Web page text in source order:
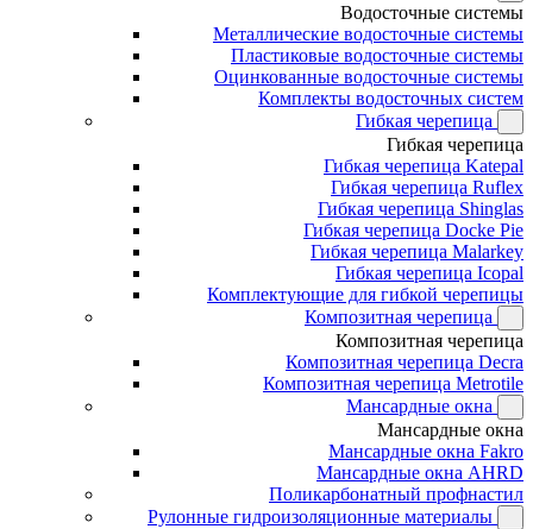
Водосточные системы
Металлические водосточные системы
Пластиковые водосточные системы
Оцинкованные водосточные системы
Комплекты водосточных систем
Гибкая черепица
Гибкая черепица
Гибкая черепица Katepal
Гибкая черепица Ruflex
Гибкая черепица Shinglas
Гибкая черепица Docke Pie
Гибкая черепица Malarkey
Гибкая черепица Icopal
Комплектующие для гибкой черепицы
Композитная черепица
Композитная черепица
Композитная черепица Decra
Композитная черепица Metrotile
Мансардные окна
Мансардные окна
Мансардные окна Fakro
Мансардные окна AHRD
Поликарбонатный профнастил
Рулонные гидроизоляционные материалы